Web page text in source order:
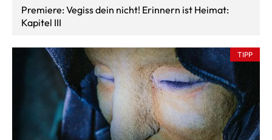
Premiere: Vegiss dein nicht! Erinnern ist Heimat:
Kapitel III
TIPP